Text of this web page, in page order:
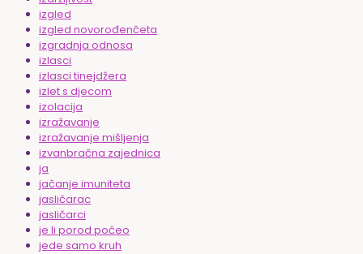
izgled
izgled novorođenčeta
izgradnja odnosa
izlasci
izlasci tinejdžera
izlet s djecom
izolacija
izražavanje
izražavanje mišljenja
izvanbračna zajednica
ja
jačanje imuniteta
jasličarac
jasličarci
je li porod počeo
jede samo kruh